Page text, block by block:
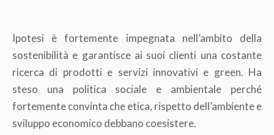
Ipotesi è fortemente impegnata nell’ambito della
sostenibilità e garantisce ai suoi clienti una costante
ricerca di prodotti e servizi innovativi e green. Ha
steso una politica sociale e ambientale perché
fortemente convinta che etica, rispetto dell’ambiente e
sviluppo economico debbano coesistere.